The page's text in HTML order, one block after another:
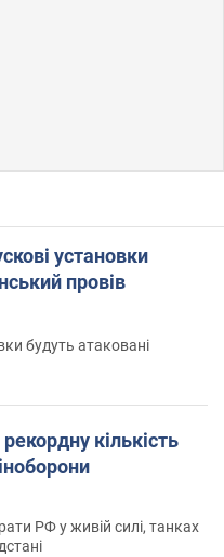
установки
провів
будуть атаковані
кількість
РФ у живій силі, танках